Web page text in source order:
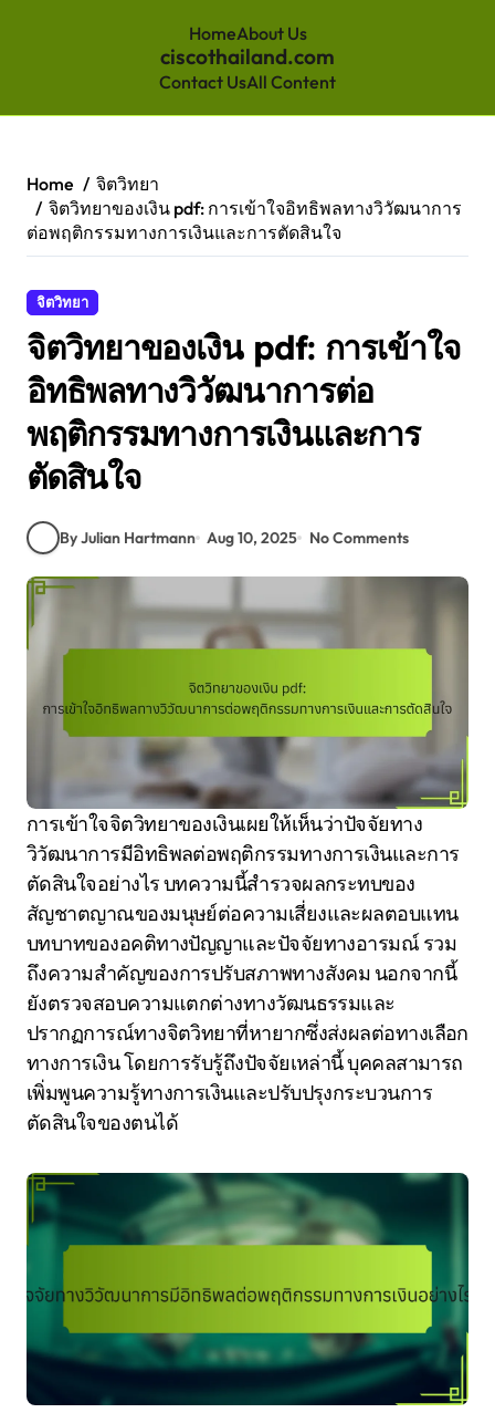
HomeAbout Us
ciscothailand.com
Contact UsAll Content
content
Home
จิตวิทยา
จิตวิทยาของเงิน pdf: การเข้าใจอิทธิพลทางวิวัฒนาการ
ต่อพฤติกรรมทางการเงินและการตัดสินใจ
จิตวิทยา
จิตวิทยาของเงิน pdf: การเข้าใจ
อิทธิพลทางวิวัฒนาการต่อ
พฤติกรรมทางการเงินและการ
ตัดสินใจ
By Julian Hartmann Aug 10, 2025 No Comments
การเข้าใจจิตวิทยาของเงินเผยให้เห็นว่าปัจจัยทาง
วิวัฒนาการมีอิทธิพลต่อพฤติกรรมทางการเงินและการ
ตัดสินใจอย่างไร บทความนี้สำรวจผลกระทบของ
สัญชาตญาณของมนุษย์ต่อความเสี่ยงและผลตอบแทน
บทบาทของอคติทางปัญญาและปัจจัยทางอารมณ์ รวม
ถึงความสำคัญของการปรับสภาพทางสังคม นอกจากนี้
ยังตรวจสอบความแตกต่างทางวัฒนธรรมและ
ปรากฏการณ์ทางจิตวิทยาที่หายากซึ่งส่งผลต่อทางเลือก
ทางการเงิน โดยการรับรู้ถึงปัจจัยเหล่านี้ บุคคลสามารถ
เพิ่มพูนความรู้ทางการเงินและปรับปรุงกระบวนการ
ตัดสินใจของตนได้